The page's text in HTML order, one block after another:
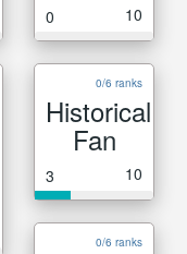
0 10
0/6 ranks
Historical
Fan
3 10
0/6 ranks